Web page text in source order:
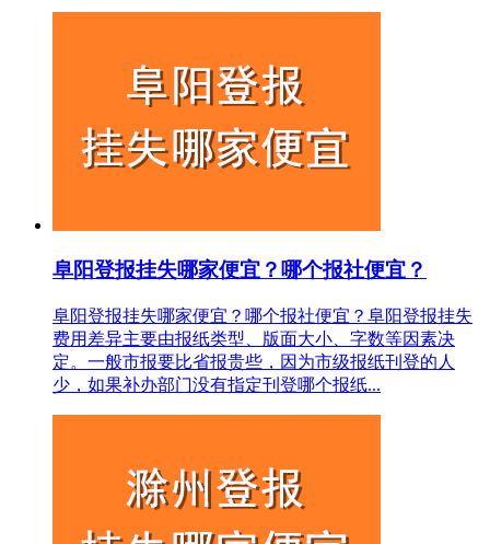
阜阳登报挂失哪家便宜？哪个报社便宜？
阜阳登报挂失哪家便宜？哪个报社便宜？阜阳登报挂失
费用差异主要由报纸类型、版面大小、字数等因素决
定。一般市报要比省报贵些，因为市级报纸刊登的人
少，如果补办部门没有指定刊登哪个报纸...